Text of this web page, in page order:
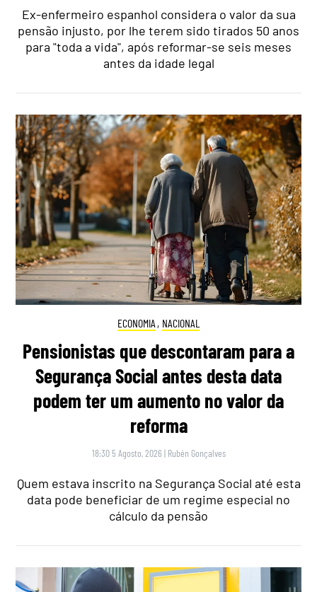
Ex-enfermeiro espanhol considera o valor da sua
pensão injusto, por lhe terem sido tirados 50 anos
para "toda a vida", após reformar-se seis meses
antes da idade legal
ECONOMIA , NACIONAL
Pensionistas que descontaram para a
Segurança Social antes desta data
podem ter um aumento no valor da
reforma
18:30 5 Agosto, 2026 | Rubén Gonçalves
Quem estava inscrito na Segurança Social até esta
data pode beneficiar de um regime especial no
cálculo da pensão